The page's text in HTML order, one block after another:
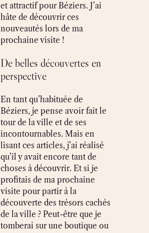
et attractif pour Béziers. J’ai
hâte de découvrir ces
nouveautés lors de ma
prochaine visite !
De belles découvertes en
perspective
En tant qu’habituée de
Béziers, je pense avoir fait le
tour de la ville et de ses
incontournables. Mais en
lisant ces articles, j’ai réalisé
qu’il y avait encore tant de
choses à découvrir. Et si je
profitais de ma prochaine
visite pour partir à la
découverte des trésors cachés
de la ville ? Peut-être que je
tomberai sur une boutique ou